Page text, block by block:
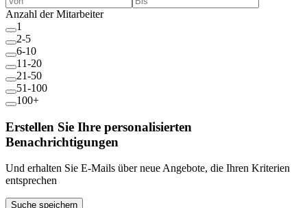
Anzahl der Mitarbeiter
1
2-5
6-10
11-20
21-50
51-100
100+
Erstellen Sie Ihre personalisierten
Benachrichtigungen
Und erhalten Sie E-Mails über neue Angebote, die Ihren Kriterien
entsprechen
Suche speichern